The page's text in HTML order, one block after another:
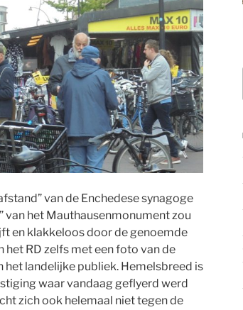
van de Enchedese synagoge
van het Mauthausenmonument zou
en klakkeloos door de genoemde
RD zelfs met een foto van de
het landelijke publiek. Hemelsbreed is
waar vandaag geflyerd werd
zich ook helemaal niet tegen de